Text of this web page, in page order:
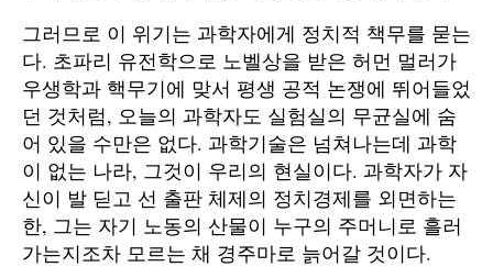
그러므로 이 위기는 과학자에게 정치적 책무를 묻는
다. 초파리 유전학으로 노벨상을 받은 허먼 멀러가
우생학과 핵무기에 맞서 평생 공적 논쟁에 뛰어들었
던 것처럼, 오늘의 과학자도 실험실의 무균실에 숨
어 있을 수만은 없다. 과학기술은 넘쳐나는데 과학
이 없는 나라, 그것이 우리의 현실이다. 과학자가 자
신이 발 딛고 선 출판 체제의 정치경제를 외면하는
한, 그는 자기 노동의 산물이 누구의 주머니로 흘러
가는지조차 모르는 채 경주마로 늙어갈 것이다.